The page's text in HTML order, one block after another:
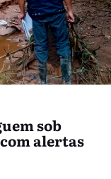
sob
alertas